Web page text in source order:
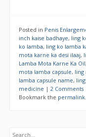
Posted in Penis
inch kaise badhaye, ling
ko lamba, ling ko lamba
mota karne ka desi ilaaj,
Lamba Mota Karne Ka Oil,
mota lamba capsule, ling
lamba capsule name,
medicine | 2 Comments
Bookmark the permalink.
Search